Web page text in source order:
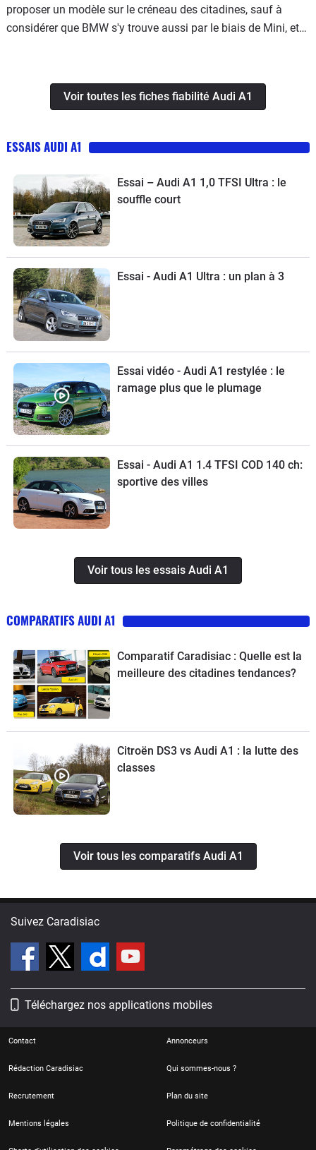
proposer un modèle sur le créneau des citadines, sauf à
considérer que BMW s'y trouve aussi par le biais de Mini, et
est une citadine plus classique, qui n'a pas l'aspect
"minispace" de l'A2.Voir toutes les fiches fiabilité Audi A1
ESSAIS AUDI A1
Essai – Audi A1 1,0 TFSI Ultra : le
souffle court
Essai - Audi A1 Ultra : un plan à 3
Essai vidéo - Audi A1 restylée : le
ramage plus que le plumage
Essai - Audi A1 1.4 TFSI COD 140 ch:
sportive des villes
Voir tous les essais Audi A1
COMPARATIFS AUDI A1
Comparatif Caradisiac : Quelle est la
meilleure des citadines tendances?
Citroën DS3 vs Audi A1 : la lutte des
classes
Voir tous les comparatifs Audi A1
Suivez Caradisiac
Téléchargez nos applications mobiles
Contact Annonceurs
Rédaction Caradisiac Qui sommes-nous ?
Recrutement Plan du site
Mentions légales Politique de confidentialité